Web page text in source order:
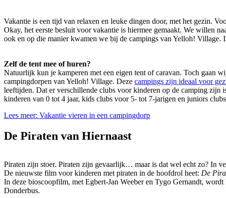
Vakantie is een tijd van relaxen en leuke dingen door, met het gezin.
Okay, het eerste besluit voor vakantie is hiermee gemaakt. We willen
ook en op die manier kwamen we bij de campings van Yelloh! Village.
Zelf de tent mee of huren?
Natuurlijk kun je kamperen met een eigen tent of caravan. Toch gaan
campingdorpen van Yelloh! Village. Deze campings zijn ideaal voor
leeftijden. Dat er verschillende clubs voor kinderen op de camping
kinderen van 0 tot 4 jaar, kids clubs voor 5- tot 7-jarigen en juniors
Lees meer: Vakantie vieren in een campingdorp
De Piraten van Hiernaast
Piraten zijn stoer. Piraten zijn gevaarlijk… maar is dat wel echt zo? In
De nieuwste film voor kinderen met piraten in de hoofdrol heet: De
In deze bioscoopfilm, met Egbert-Jan Weeber en Tygo Gernandt,
Donderbus.